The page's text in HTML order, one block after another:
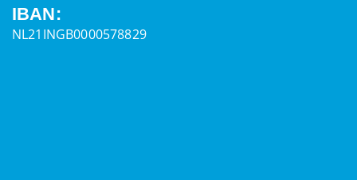
IBAN:
NL21INGB0000578829